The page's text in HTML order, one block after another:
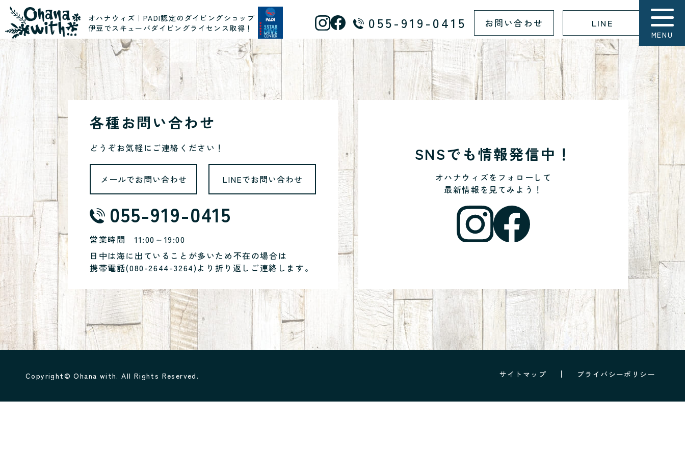
オハナウィズ｜PADI認定のダイビングショップ
伊豆でスキューバダイビングライセンス取得！
055-919-0415 お問い合わせ LINE
MENU
各種お問い合わせ
どうぞお気軽にご連絡ください！
メールでお問い合わせ LINEでお問い合わせ
055-919-0415
営業時間 11:00～19:00
日中は海に出ていることが多いため不在の場合は
携帯電話(080-2644-3264)より折り返しご連絡します。
SNSでも情報発信中！
オハナウィズをフォローして
最新情報を見てみよう！
サイトマップ プライバシーポリシー
Copyright© Ohana with. All Rights Reserved.